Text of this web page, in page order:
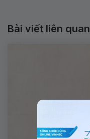
Bài viết liên quan